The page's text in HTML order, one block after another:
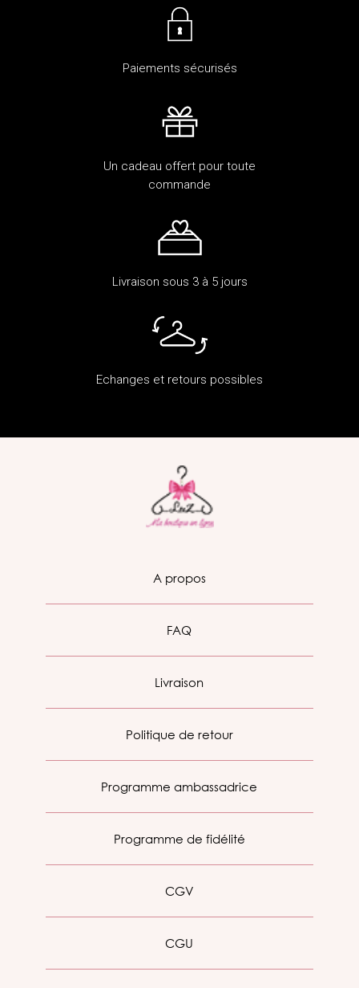
Paiements sécurisés
Un cadeau offert pour toute
commande
Livraison sous 3 à 5 jours
Echanges et retours possibles
A propos
FAQ
Livraison
Politique de retour
Programme ambassadrice
Programme de fidélité
CGV
CGU